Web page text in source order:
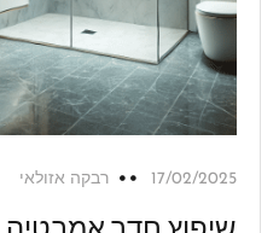
17/02/2025 רבקה אזולאי